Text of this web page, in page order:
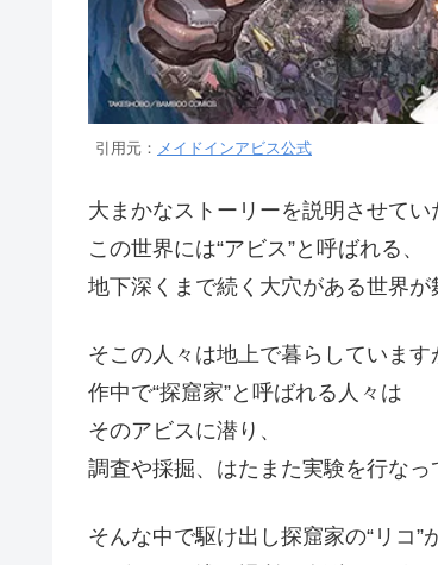
引用元： メイドインアビス公式
大まかなストーリーを説明させてい
この世界には“アビス”と呼ばれる、
地下深くまで続く大穴がある世界が
そこの人々は地上で暮らしています
作中で“探窟家”と呼ばれる人々は
そのアビスに潜り、
調査や採掘、はたまた実験を行なっ
そんな中で駆け出し探窟家の“リコ”